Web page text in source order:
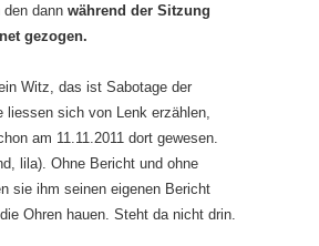
den dann während der Sitzung
gezogen.
Witz, das ist Sabotage der
liessen sich von Lenk erzählen,
am 11.11.2011 dort gewesen.
lila). Ohne Bericht und ohne
sie ihm seinen eigenen Bericht
Ohren hauen. Steht da nicht drin.